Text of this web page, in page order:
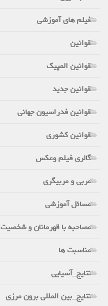
فیلم های آموزشی
قوانین
قوانین المپیک
قوانین جدید
قوانین فدراسیون جهانی
قوانین کشوری
گالری فیلم وعکس
مربی و مربیگری
مسائل آموزشی
مصاحبه با قهرمانان و شخصیت ها
مناسبت ها
نتایج_آسیایی
نتایج_بین المللی برون مرزی